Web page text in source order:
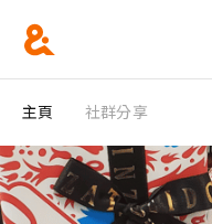
主頁 社群分享